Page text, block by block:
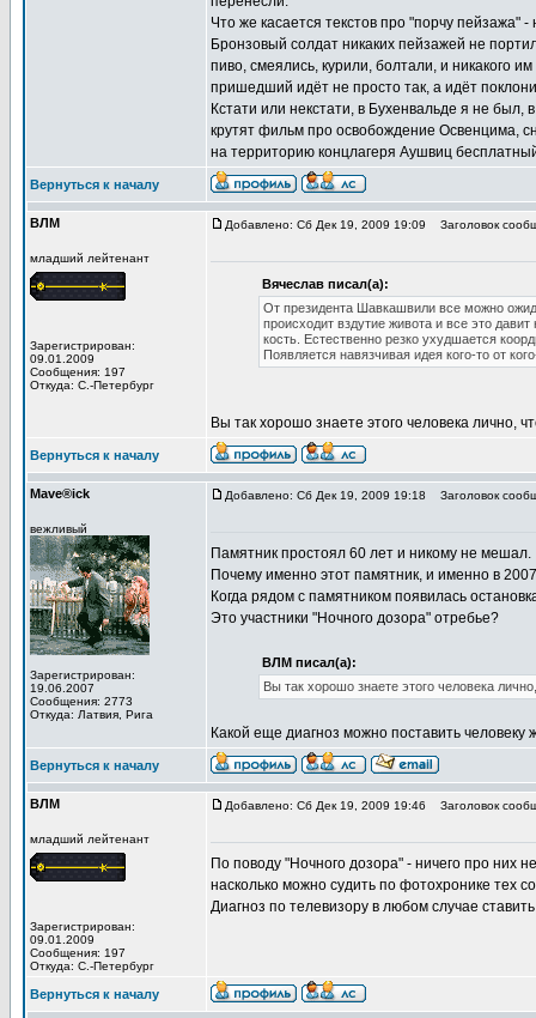
Что же касается текстов про "порчу
Бронзовый солдат никаких пейзажей не
пиво, смеялись, курили, болтали, и никакого
пришедший идёт не просто так, а идёт
Кстати или некстати, в Бухенвальде я не
крутят фильм про освобождение Освенцима,
на территорию концлагеря Аушвиц
Вернуться к началу
ВЛМ
младший лейтенант
Зарегистрирован:
09.01.2009
Сообщения: 197
Откуда: С.-Петербург
Добавлено: Сб Дек 19, 2009 19:09 Заголовок
Вячеслав писал(а):
От президента Шавкашвили все можно
происходит вздутие живота и все это
кость. Естественно резко ухудшается
Появляется навязчивая идея кого-то от
Вы так хорошо знаете этого человека лично,
Вернуться к началу
Mave®ick
вежливый
Зарегистрирован:
19.06.2007
Сообщения: 2773
Откуда: Латвия, Рига
Добавлено: Сб Дек 19, 2009 19:18 Заголовок
Памятник простоял 60 лет и никому не мешал.
Почему именно этот памятник, и именно в
Когда рядом с памятником появилась
Это участники "Ночного дозора" отребье?
ВЛМ писал(а):
Вы так хорошо знаете этого человека
Какой еще диагноз можно поставить
Вернуться к началу
ВЛМ
младший лейтенант
Зарегистрирован:
09.01.2009
Сообщения: 197
Откуда: С.-Петербург
Добавлено: Сб Дек 19, 2009 19:46 Заголовок
По поводу "Ночного дозора" - ничего про них
насколько можно судить по фотохронике тех
Диагноз по телевизору в любом случае
Вернуться к началу